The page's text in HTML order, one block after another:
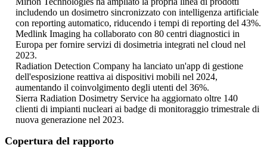
includendo un dosimetro sincronizzato con intelligenza artificiale
con reporting automatico, riducendo i tempi di reporting del 43%.
Medlink Imaging ha collaborato con 80 centri diagnostici in
Europa per fornire servizi di dosimetria integrati nel cloud nel
2023.
Radiation Detection Company ha lanciato un'app di gestione
dell'esposizione reattiva ai dispositivi mobili nel 2024,
aumentando il coinvolgimento degli utenti del 36%.
Sierra Radiation Dosimetry Service ha aggiornato oltre 140
clienti di impianti nucleari ai badge di monitoraggio trimestrale di
nuova generazione nel 2023.
Copertura del rapporto